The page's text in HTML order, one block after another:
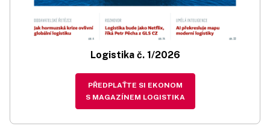
Logistika č. 1/2026
PŘEDPLAŤTE SI EKONOM
S MAGAZÍNEM LOGISTIKA